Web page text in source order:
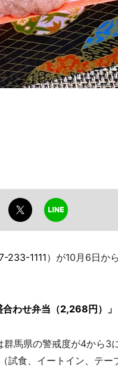
233-1111）が10月6日か
合わせ弁当（2,268円）」
馬県の警戒度が4から3
試食、イートイン、テー